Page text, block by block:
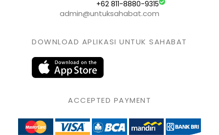
+62 811-8880-9315
admin@untuksahabat.com
DOWNLOAD APLIKASI UNTUK SAHABAT
ACCEPTED PAYMENT